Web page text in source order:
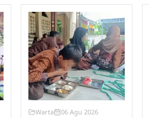
Warta 06 Agu 2026